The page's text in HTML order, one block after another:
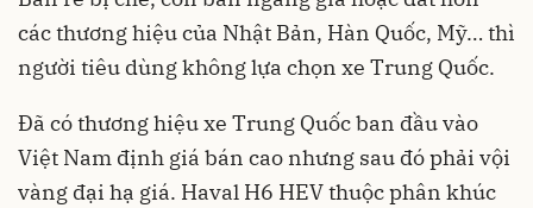
các thương hiệu của Nhật Bản, Hàn Quốc, Mỹ… thì
người tiêu dùng không lựa chọn xe Trung Quốc.
Đã có thương hiệu xe Trung Quốc ban đầu vào
Việt Nam định giá bán cao nhưng sau đó phải vội
vàng đại hạ giá. Haval H6 HEV thuộc phân khúc